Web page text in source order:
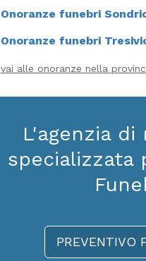
Onoranze funebri
Onoranze funebri
vai alle onoranze nella
L'agenzia di
specializzata
PREVENTIVO